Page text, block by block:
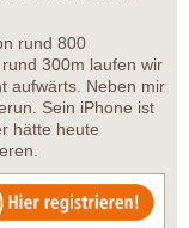
rund 800
300m laufen wir
aufwärts. Neben mir
Sein iPhone ist
hätte heute